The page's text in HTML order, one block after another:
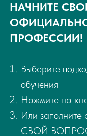
НАЧНИТЕ
ПРОФЕССИИ!
Выберите
обучения
Нажмите на
Или
СВОЙ